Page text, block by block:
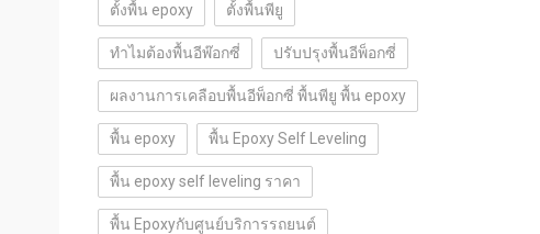
ตั้งพื้น epoxy ตั้งพื้นพียู
ทำไมต้องพื้นอีพ๊อกซี่ ปรับปรุงพื้นอีพ็อกซี่
ผลงานการเคลือบพื้นอีพ็อกซี่ พื้นพียู พื้น epoxy
พื้น epoxy พื้น Epoxy Self Leveling
พื้น epoxy self leveling ราคา
พื้น Epoxyกับศูนย์บริการรถยนต์